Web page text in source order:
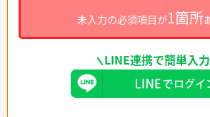
未入力の必須項目が1箇所
LINE連携で簡単入力